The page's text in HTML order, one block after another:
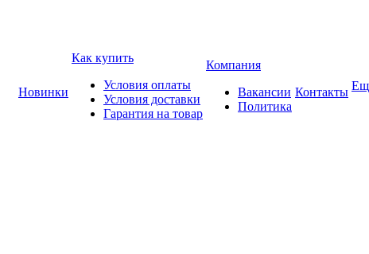
Новинки
Как купить
Условия оплаты
Условия доставки
Гарантия на товар
Компания
Вакансии
Политика
Контакты